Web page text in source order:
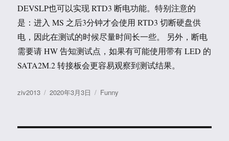
DEVSLP也可以实现 RTD3 断电功能。特别注意的
是：进入 MS 之后3分钟才会使用 RTD3 切断硬盘供
电，因此在测试的时候尽量时间长一些。 另外，断电
需要请 HW 告知测试点，如果有可能使用带有 LED 的
SATA2M.2 转接板会更容易观察到测试结果。
作
ziv2013
发
2020年3月3日
分
Funny